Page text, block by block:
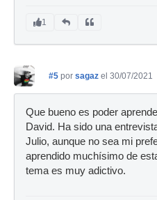
1
#5 por sagaz el 30/07/2021
Que bueno es poder
David. Ha sido una
Julio, aunque no sea mi
aprendido muchísimo de
tema es muy adictivo.